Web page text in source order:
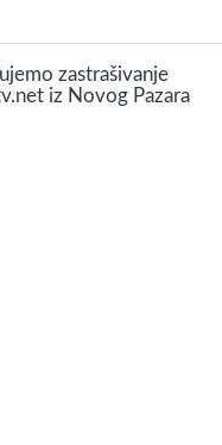
zastrašivanje
iz Novog Pazara